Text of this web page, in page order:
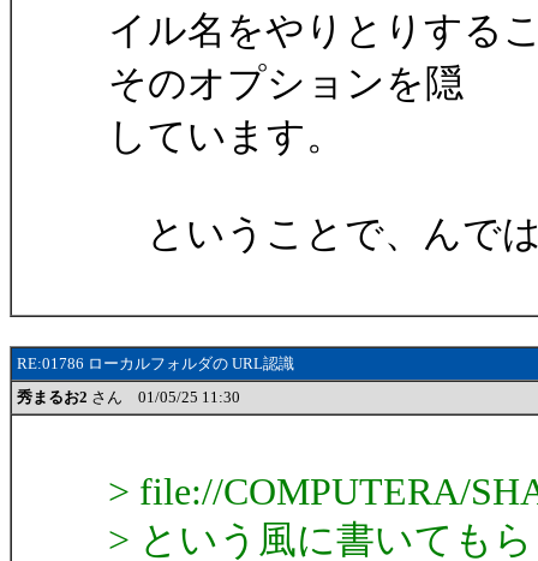
イル名をやりとりする
そのオプションを隠
しています。
ということで、んで
RE:01786 ローカルフォルダの URL認識
秀まるお2 さん 01/05/25 11:30
> file://COMPUTERA/
> という風に書いても